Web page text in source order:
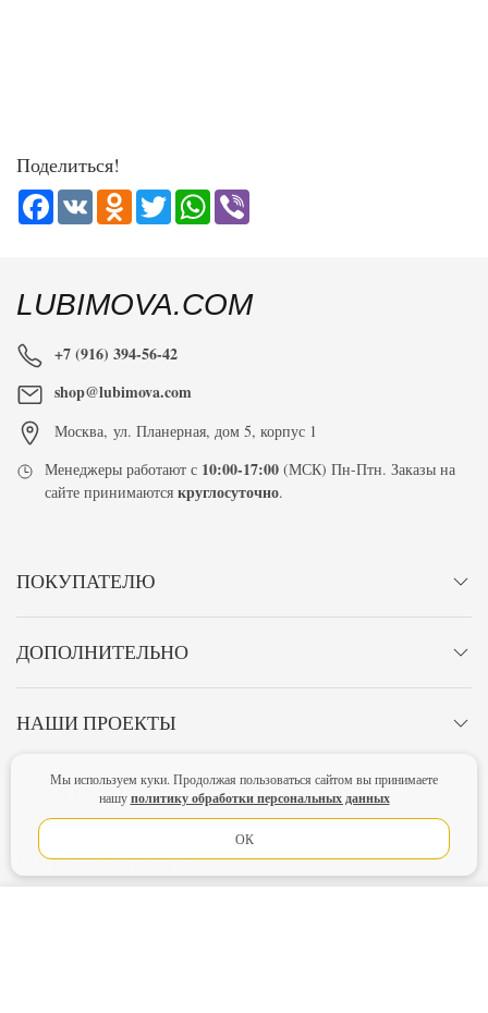
Поделиться!
Facebook
VK Odnoklassniki
TwitterWhatsApp
LUBIMOVA.COM
+7 (916) 394-56-42
shop@lubimova.com
Москва, ул. Планерная, дом 5, корпус 1
Менеджеры работают с 10:00-17:00 (МСК) Пн-Птн. Заказы на
сайте принимаютсякруглосуточно.
ПОКУПАТЕЛЮ
ДОПОЛНИТЕЛЬНО
НАШИ ПРОЕКТЫ
МЫ В СЕТИ
СПОСОБЫ ОПЛАТЫ
Мы используем куки. Продолжая пользоваться сайтом вы принимаете
нашуполитику обработки персональных данных
ОК